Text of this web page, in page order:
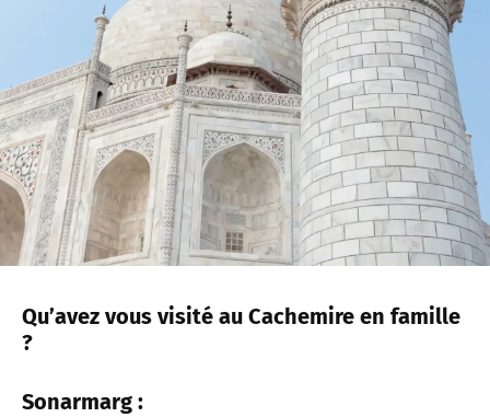
Qu’avez vous visité au Cachemire en famille
?
Sonarmarg :